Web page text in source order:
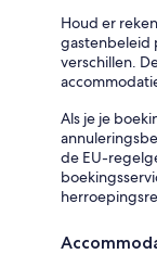
Houd er
gastenbeleid
verschillen.
Als je je
de EU-